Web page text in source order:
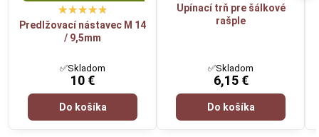
Predlžovací nástavec M 14
/ 9,5mm
✅Skladom
10 €
Do košíka
Upínací trň pre šálkové
rašple
✅Skladom
6,15 €
Do košíka